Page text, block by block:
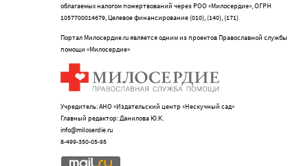
облагаемых налогом пожертвований через РОО «Милосердие», ОГРН
1057700014679, Целевое финансирование (010), (140), (171)
Портал Милосердие.ru является одним из проектов Православной службы
помощи «Милосердие»
Учредитель: АНО «Издательский центр «Нескучный сад»
Главный редактор: Данилова Ю.К.
info@miloserdie.ru
8-499-350-05-95